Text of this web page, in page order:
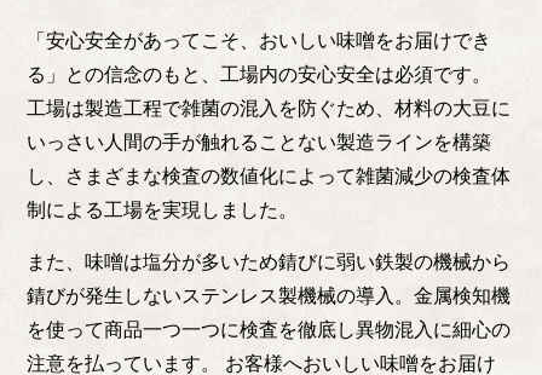
「安心安全があってこそ、おいしい味噌をお届けでき
る」との信念のもと、工場内の安心安全は必須です。
工場は製造工程で雑菌の混入を防ぐため、材料の大豆に
いっさい人間の手が触れることない製造ラインを構築
し、さまざまな検査の数値化によって雑菌減少の検査体
制による工場を実現しました。
また、味噌は塩分が多いため錆びに弱い鉄製の機械から
錆びが発生しないステンレス製機械の導入。金属検知機
を使って商品一つ一つに検査を徹底し異物混入に細心の
注意を払っています。 お客様へおいしい味噌をお届け